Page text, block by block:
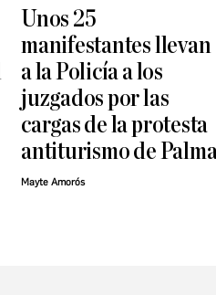
Unos 25
manifestantes llevan
a la Policía a los
juzgados por las
cargas de la protesta
antiturismo de
Mayte Amorós